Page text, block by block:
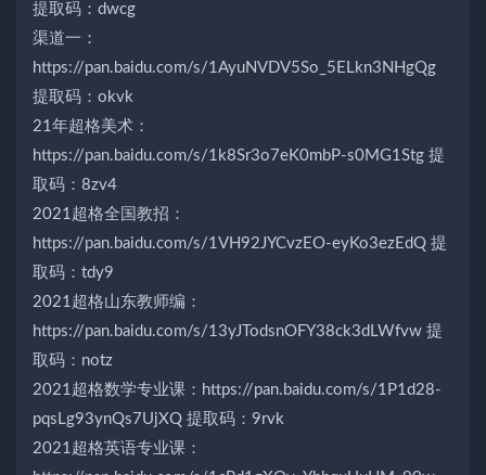
提取码：dwcg
渠道一：
https://pan.baidu.com/s/1AyuNVDV5So_5ELkn3NHgQg
提取码：okvk
21年超格美术：
https://pan.baidu.com/s/1k8Sr3o7eK0mbP-s0MG1Stg 提
取码：8zv4
2021超格全国教招：
https://pan.baidu.com/s/1VH92JYCvzEO-eyKo3ezEdQ 提
取码：tdy9
2021超格山东教师编：
https://pan.baidu.com/s/13yJTodsnOFY38ck3dLWfvw 提
取码：notz
2021超格数学专业课：https://pan.baidu.com/s/1P1d28-
pqsLg93ynQs7UjXQ 提取码：9rvk
2021超格英语专业课：